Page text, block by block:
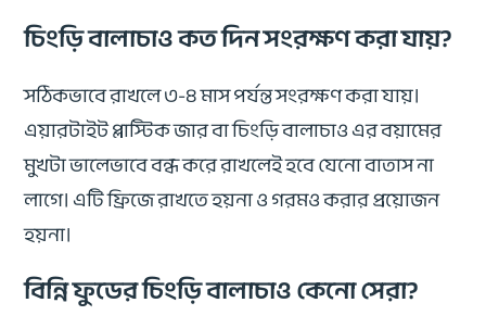
চিংড়ি বালাচাও কত দিন সংরক্ষণ করা যায়?
সঠিকভাবে রাখলে ৩-৪ মাস পর্যন্ত সংরক্ষণ করা যায়।
এয়ারটাইট প্লাস্টিক জার বা চিংড়ি বালাচাও এর বয়ামের
মুখটা ভালেভাবে বন্ধ করে রাখলেই হবে যেনো বাতাস না
লাগে। এটি ফ্রিজে রাখতে হয়না ও গরমও করার প্রয়োজন
হয়না।
বিন্নি ফুডের চিংড়ি বালাচাও কেনো সেরা?